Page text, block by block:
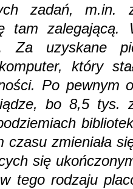
zadań, m.in.
tam zalegającą.
Za uzyskane
który
Po pewnym
bo 8,5 tys.
czasu zmieniała
się
tego rodzaju